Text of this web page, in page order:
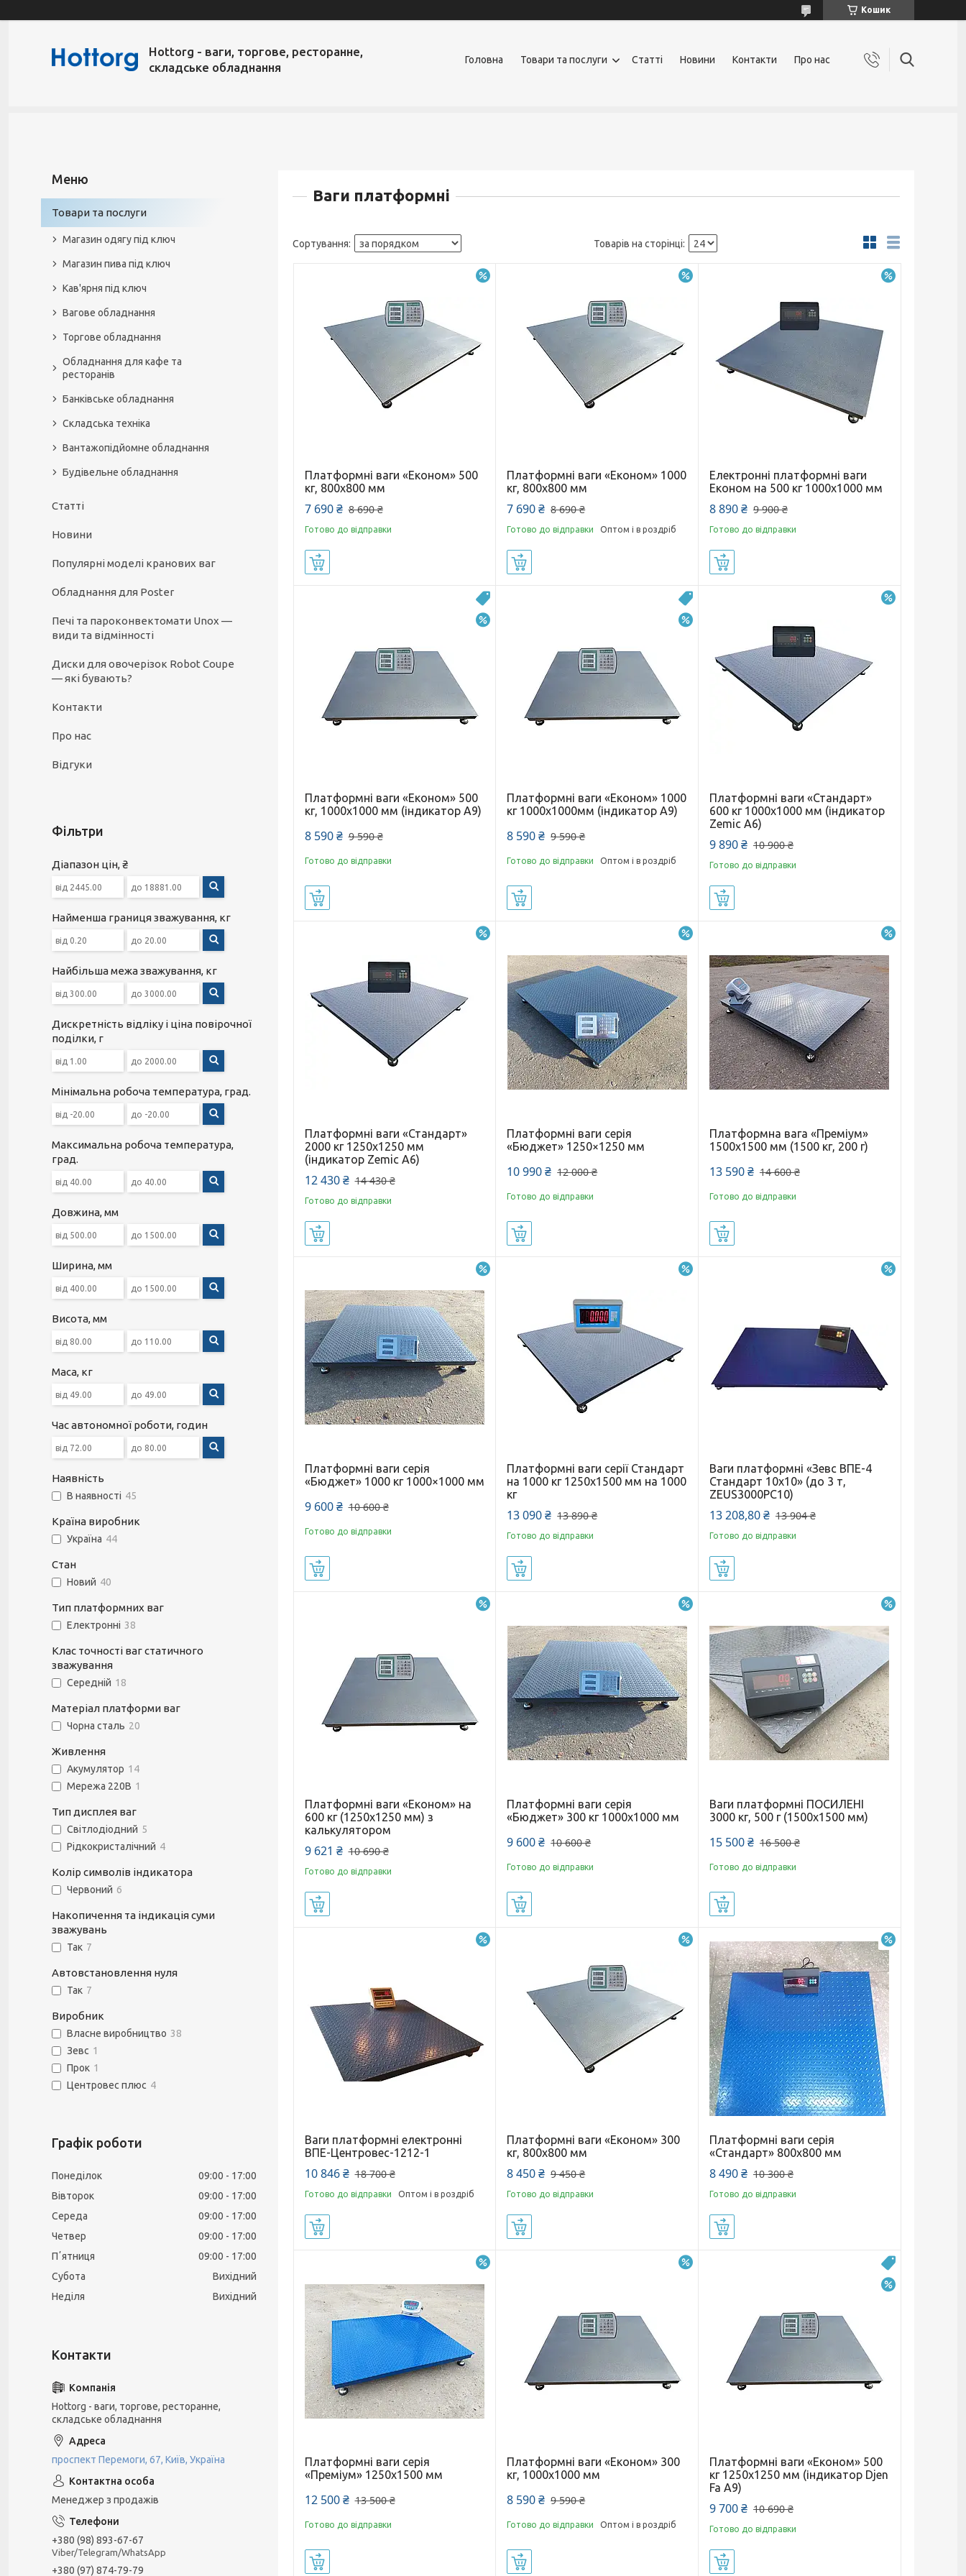
Кошик
Hottorg - ваги, торгове, ресторанне,
складське обладнання
Головна Товари та послуги Статті Новини Контакти Про нас
Ваги платформні
Платформні ваги «Економ» 500
кг, 800х800 мм
7 690 ₴ 8 690 ₴
Готово до відправки
Платформні ваги «Економ» 1000
кг, 800х800 мм
7 690 ₴ 8 690 ₴
Готово до відправки Оптом і в роздріб
Електронні платформні ваги
Економ на 500 кг 1000х1000 мм
8 890 ₴ 9 900 ₴
Готово до відправки
Платформні ваги «Економ» 500
кг, 1000х1000 мм (індикатор A9)
8 590 ₴ 9 590 ₴
Готово до відправки
Платформні ваги «Економ» 1000
кг 1000х1000мм (індикатор A9)
8 590 ₴ 9 590 ₴
Готово до відправки Оптом і в роздріб
Платформні ваги «Стандарт»
600 кг 1000х1000 мм (індикатор
Zemic A6)
9 890 ₴ 10 900 ₴
Готово до відправки
Платформні ваги «Стандарт»
2000 кг 1250х1250 мм
(індикатор Zemic A6)
12 430 ₴ 14 430 ₴
Готово до відправки
Платформні ваги серія
«Бюджет» 1250×1250 мм
10 990 ₴ 12 000 ₴
Готово до відправки
Платформна вага «Преміум»
1500х1500 мм (1500 кг, 200 г)
13 590 ₴ 14 600 ₴
Готово до відправки
Платформні ваги серія
«Бюджет» 1000 кг 1000×1000 мм
9 600 ₴ 10 600 ₴
Готово до відправки
Платформні ваги серії Стандарт
на 1000 кг 1250х1500 мм на 1000
кг
13 090 ₴ 13 890 ₴
Готово до відправки
Ваги платформні «Зевс ВПЕ-4
Стандарт 10х10» (до 3 т,
ZEUS3000PC10)
13 208,80 ₴ 13 904 ₴
Готово до відправки
Платформні ваги «Економ» на
600 кг (1250х1250 мм) з
калькулятором
9 621 ₴ 10 690 ₴
Готово до відправки
Платформні ваги серія
«Бюджет» 300 кг 1000х1000 мм
9 600 ₴ 10 600 ₴
Готово до відправки
Ваги платформні ПОСИЛЕНІ
3000 кг, 500 г (1500х1500 мм)
15 500 ₴ 16 500 ₴
Готово до відправки
Ваги платформні електронні
ВПЕ-Центровес-1212-1
10 846 ₴ 18 700 ₴
Готово до відправки Оптом і в роздріб
–11%
Платформні ваги «Економ» 300
кг, 800х800 мм
8 450 ₴ 9 450 ₴
Готово до відправки
Платформні ваги серія
«Стандарт» 800x800 мм
8 490 ₴ 10 300 ₴
Готово до відправки
Платформні ваги серія
«Преміум» 1250х1500 мм
12 500 ₴ 13 500 ₴
Готово до відправки
Платформні ваги «Економ» 300
кг, 1000х1000 мм
8 590 ₴ 9 590 ₴
Готово до відправки Оптом і в роздріб
Платформні ваги «Економ» 500
кг 1250х1250 мм (індикатор Djen
Fa A9)
9 700 ₴ 10 690 ₴
Готово до відправки
Товари та послуги
Магазин одягу під ключ
Магазин пива під ключ
Кав'ярня під ключ
Вагове обладнання
Торгове обладнання
Обладнання для кафе та
ресторанів
Банківське обладнання
Складська техніка
Вантажопідйомне обладнання
Будівельне обладнання
Статті
Новини
Популярні моделі кранових ваг
Обладнання для Poster
Печі та пароконвектомати Unox —
види та відмінності
Диски для овочерізок Robot Coupe
— які бувають?
Контакти
Про нас
Відгуки
Фільтри
Діапазон цін, ₴
Найменша границя зважування, кг
Найбільша межа зважування, кг
Дискретність відліку і ціна повірочної
поділки, г
Мінімальна робоча температура, град.
Максимальна робоча температура,
град.
Довжина, мм
Ширина, мм
Висота, мм
Маса, кг
Час автономної роботи, годин
Наявність
В наявності 45
Країна виробник
Україна 44
Стан
Новий 40
Тип платформних ваг
Електронні 38
Клас точності ваг статичного
зважування
Середній 18
Матеріал платформи ваг
Чорна сталь 20
Живлення
Акумулятор 14
Мережа 220В 1
Тип дисплея ваг
Світлодіодний 5
Рідкокристалічний 4
Колір символів індикатора
Червоний 6
Накопичення та індикація суми
зважувань
Так 7
Автовстановлення нуля
Так 7
Виробник
Власне виробництво 38
Зевс 1
Прок 1
Центровес плюс 4
Графік роботи
Понеділок 09:00
17:00
Вівторок
09:00
17:00
Середа
09:00
17:00
Четвер
09:00
17:00
Пʼятниця
09:00
17:00
Субота
Вихідний
Неділя
Вихідний
Hottorg - ваги, торгове, ресторанне,
складське обладнання
проспект Перемоги, 67, Київ, Україна
Менеджер з продажів
+380 (98) 893-67-67
Viber/Telegram/WhatsApp
+380 (97) 874-79-79